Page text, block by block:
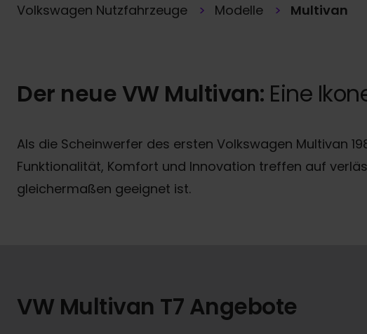
Volkswagen Nutzfahrzeuge Modelle Multivan
Der neue VW Multivan: Eine
Als die Scheinwerfer des ersten Volkswagen Multivan
Funktionalität, Komfort und Innovation treffen auf
gleichermaßen geeignet ist.
VW Multivan T7 Angebote